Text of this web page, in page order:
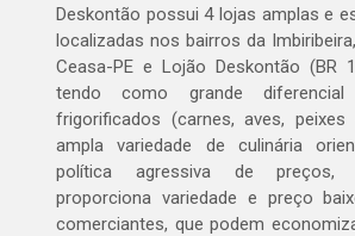
Deskontão possui 4 lojas amplas e
localizadas nos bairros da
Ceasa-PE e Lojão Deskontão (BR
tendo como grande
frigorificados (carnes, aves,
ampla variedade de culinária
política agressiva de preços,
proporciona variedade e preço
comerciantes, que podem